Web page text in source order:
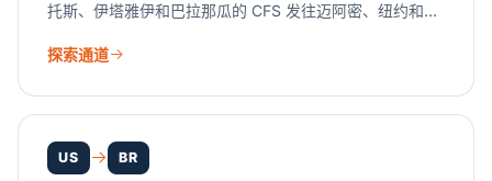
托斯、伊塔雅伊和巴拉那瓜的 CFS 发往迈阿密、纽约和休
探索通道
US BR